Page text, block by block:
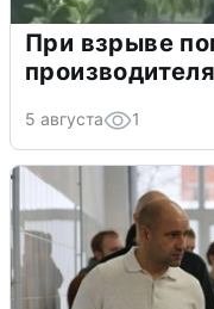
При взрыве
5 августа 1